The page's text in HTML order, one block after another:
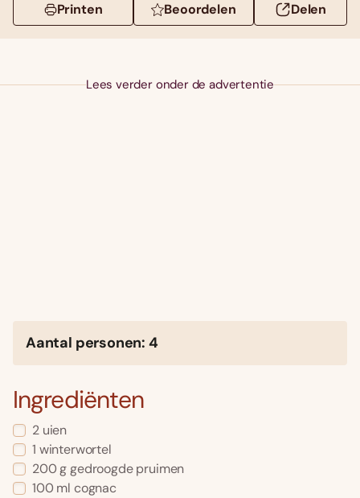
Printen Beoordelen Delen
Lees verder onder de advertentie
Aantal personen: 4
Ingrediënten
2 uien
1 winterwortel
200 g gedroogde pruimen
100 ml cognac